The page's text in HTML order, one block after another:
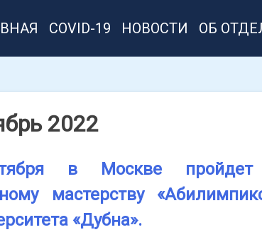
COVID-19 НОВОСТИ ОБ
2022
в Москве пройдет
мастерству
«Дубна».